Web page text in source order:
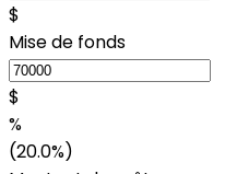
$
Mise de fonds
$
%
(20.0%)